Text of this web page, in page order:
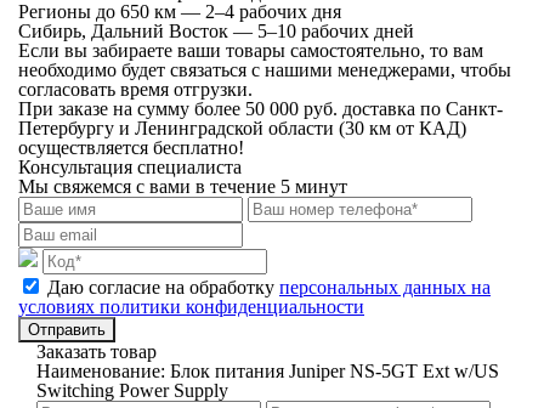
Регионы до 650 км — 2–4 рабочих дня
Сибирь, Дальний Восток — 5–10 рабочих дней
Если вы забираете ваши товары самостоятельно, то вам
необходимо будет связаться с нашими менеджерами, чтобы
согласовать время отгрузки.
При заказе на сумму более 50 000 руб. доставка по Санкт-
Петербургу и Ленинградской области (30 км от КАД)
осуществляется бесплатно!
Консультация специалиста
Мы свяжемся с вами в течение 5 минут
Даю согласие на обработку персональных данных на
условиях политики конфиденциальности
Отправить
Заказать товар
Наименование: Блок питания Juniper NS-5GT Ext w/US
Switching Power Supply